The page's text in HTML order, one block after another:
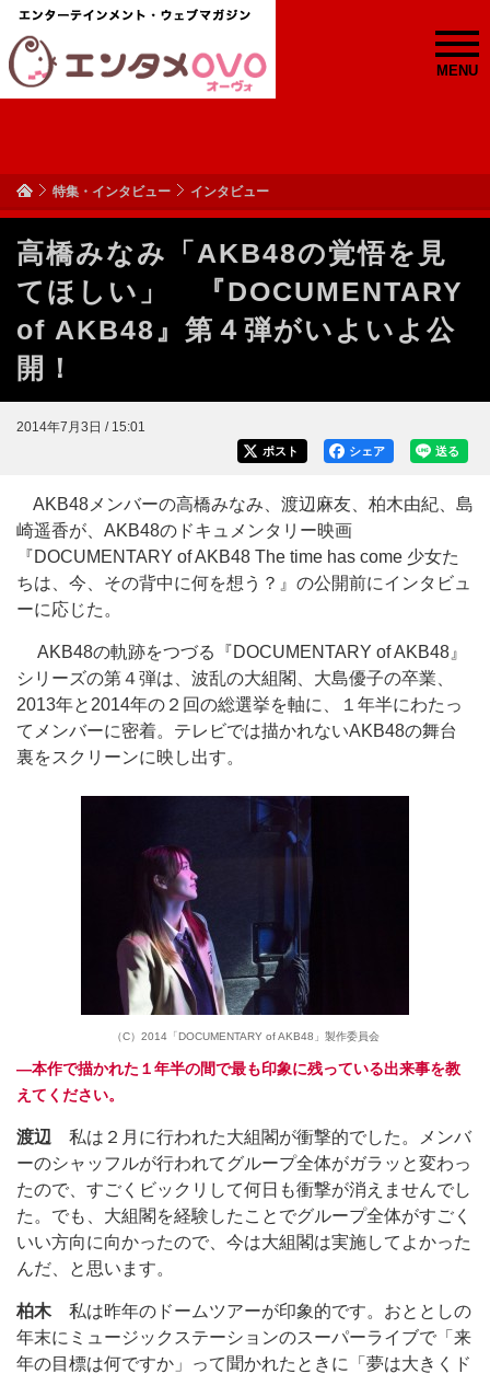
MENU
特集・インタビュー インタビュー
高橋みなみ「AKB48の覚悟を見
てほしい」 『DOCUMENTARY
of AKB48』第４弾がいよいよ公
開！
2014年7月3日 / 15:01
送る
シェア
ポスト
AKB48メンバーの高橋みなみ、渡辺麻友、柏木由紀、島
崎遥香が、AKB48のドキュメンタリー映画
『DOCUMENTARY of AKB48 The time has come 少女た
ちは、今、その背中に何を想う？』の公開前にインタビュ
ーに応じた。
AKB48の軌跡をつづる『DOCUMENTARY of AKB48』
シリーズの第４弾は、波乱の大組閣、大島優子の卒業、
2013年と2014年の２回の総選挙を軸に、１年半にわたっ
てメンバーに密着。テレビでは描かれないAKB48の舞台
裏をスクリーンに映し出す。
（C）2014「DOCUMENTARY of AKB48」製作委員会
―本作で描かれた１年半の間で最も印象に残っている出来事を教
えてください。
渡辺 私は２月に行われた大組閣が衝撃的でした。メンバ
ーのシャッフルが行われてグループ全体がガラッと変わっ
たので、すごくビックリして何日も衝撃が消えませんでし
た。でも、大組閣を経験したことでグループ全体がすごく
いい方向に向かったので、今は大組閣は実施してよかった
んだ、と思います。
柏木 私は昨年のドームツアーが印象的です。おととしの
年末にミュージックステーションのスーパーライブで「来
年の目標は何ですか」って聞かれたときに「夢は大きくド